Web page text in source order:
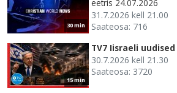
30 min
eetris 24.07.2026
31.7.2026 kell 21.00
Saateosa: 716
15 min
TV7 Iisraeli uudised
30.7.2026 kell 21.30
Saateosa: 3720